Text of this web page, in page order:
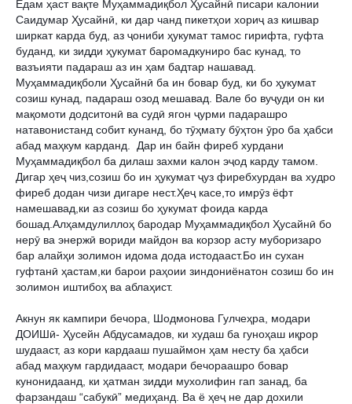
Ёдам ҳаст вақте Муҳаммадиқбол Ҳусайнӣ писари калонии
Саидумар Ҳусайнӣ, ки дар чанд пикетҳои хориҷ аз кишвар
ширкат карда буд, аз ҷониби ҳукумат тамос гирифта, гуфта
буданд, ки зидди ҳукумат баромадкуниро бас кунад, то
вазъияти падараш аз ин ҳам бадтар нашавад.
Муҳаммадиқболи Ҳусайнӣ ба ин бовар буд, ки бо ҳукумат
созиш кунад, падараш озод мешавад. Вале бо вуҷуди он ки
мақомоти додситонӣ ва судӣ ягон ҷурми падарашро
натавонистанд собит кунанд, бо тӯҳмату бӯҳтон ӯро ба ҳабси
абад маҳкум карданд.  Дар ин байн фиреб хурдани
Муҳаммадиқбол ба дилаш захми калон эҷод карду тамом.
Дигар ҳеҷ чиз,созиш бо ин ҳукумат ҷуз фиребхурдан ва худро
фиреб додан чизи дигаре нест.Ҳеҷ касе,то имрӯз ёфт
намешавад,ки аз созиш бо ҳукумат фоида карда
бошад.Алҳамдулиллоҳ бародар Муҳаммадиқбол Ҳусайнӣ бо
нерӯ ва энержӣ вориди майдон ва корзор асту муборизаро
бар алайҳи золимон идома дода истодааст.Бо ин сухан
гуфтанӣ ҳастам,ки барои раҳоии зиндониёнатон созиш бо ин
золимон иштибоҳ ва аблаҳист.
Акнун як кампири бечора, Шодмонова Гулчеҳра, модари
ДОИШӣ- Ҳусейн Абдусамадов, ки худаш ба гуноҳаш иқрор
шудааст, аз кори кардааш пушаймон ҳам несту ба ҳабси
абад маҳкум гардидааст, модари бечораашро бовар
кунонидаанд, ки ҳатман зидди мухолифин гап занад, ба
фарзандаш “сабукӣ” медиҳанд. Ва ё ҳеҷ не дар дохили